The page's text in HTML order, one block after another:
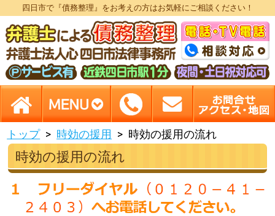
四日市で『債務整理』をお考えの方はお気軽にご相談ください！
トップ 時効の援用 時効の援用の流れ
時効の援用の流れ